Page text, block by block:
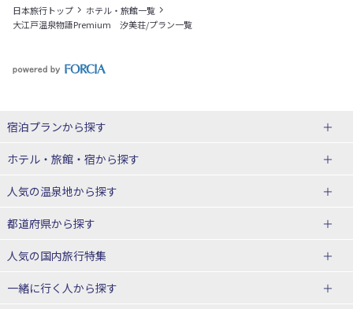
日本旅行トップ
ホテル・旅館一覧
大江戸温泉物語Premium 汐美荘/プラン一覧
宿泊プランから探す
北海道
東北
青森県
宮城県
山形県
ホテル・旅館・宿から探す
北海道ホテル・旅館
青森県ホテル・旅館
宮城県ホテル・旅館
人気の温泉地から探す
北海道
湯の川温泉(北海道)
十勝川温泉(北海道)
都道府県から探す
北海道旅行・ツアー
人気の国内旅行特集
東京ディズニーリゾート®への旅
ユニバーサル・スタジオ・ジャパ
一緒に行く人から探す